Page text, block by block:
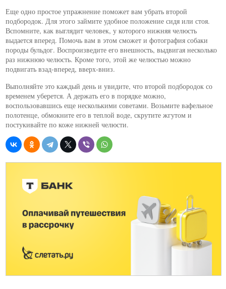
Еще одно простое упражнение поможет вам убрать второй
подбородок. Для этого займите удобное положение сидя или стоя.
Вспомните, как выглядит человек, у которого нижняя челюсть
выдается вперед. Помочь вам в этом сможет и фотография собаки
породы бульдог. Воспроизведите его внешность, выдвигая несколько
раз нижнюю челюсть. Кроме того, этой же челюстью можно
подвигать взад-вперед, вверх-вниз.
Выполняйте это каждый день и увидите, что второй подбородок со
временем уберется. А держать его в порядке можно,
воспользовавшись еще несколькими советами. Возьмите вафельное
полотенце, обмокните его в теплой воде, скрутите жгутом и
постукивайте по коже нижней челюсти.